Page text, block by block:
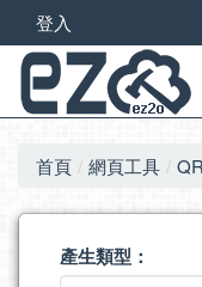
登入
首頁 網頁工具
產生類型：